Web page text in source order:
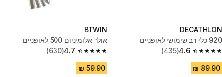
DECATHLON
920 כלי רב שימושי לאופניים
4.6
4.6 out of 5 stars from 435 reviews
(435)
BTWIN
אולר אלומיניום 500 לאופניים
4.7
4.7 out of 5 stars from 630 reviews
(630)